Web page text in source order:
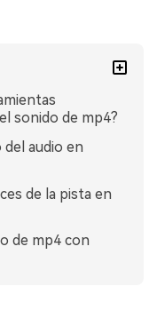
sonido de mp4?
del audio en
de la pista en
de mp4 con